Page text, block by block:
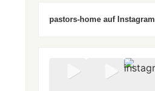
pastors-home auf Instagram